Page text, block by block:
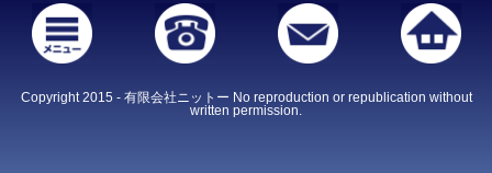
Copyright 2015 - 有限会社ニットー No reproduction or republication without
written permission.